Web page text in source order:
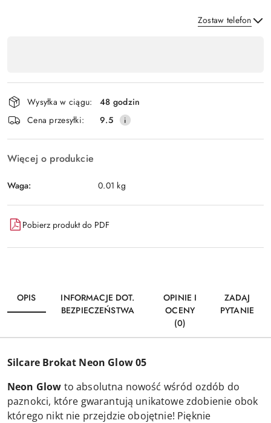
Zostaw telefon
płatność
i
dostawa
Wysyłka w ciągu:
48 godzin
Cena przesyłki:
9.5
Więcej o produkcie
Waga: 0.01 kg
Pobierz produkt do PDF
OPIS
INFORMACJE DOT.
BEZPIECZEŃSTWA
OPINIE I
OCENY
(0)
ZADAJ
PYTANIE
Silcare Brokat Neon Glow 05
Neon Glow to absolutna nowość wśród ozdób do
paznokci, które gwarantują unikatowe zdobienie obok
którego nikt nie przejdzie obojętnie! Pięknie